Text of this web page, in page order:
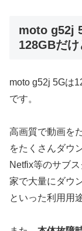
moto g52j
128GBだけ
moto g52j 5Gは
です。
高画質で動画を
をたくさんダウ
Netfix等のサブ
家で大量にダウ
といった利用用